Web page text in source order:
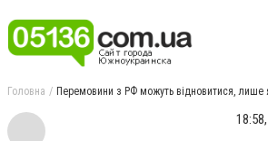
Головна Перемовини з РФ можуть відновитися, лише